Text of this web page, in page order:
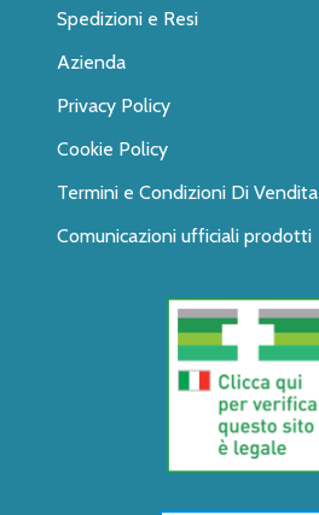
Spedizioni e Resi
Azienda
Privacy Policy
Cookie Policy
Termini e Condizioni Di Vendita
Comunicazioni ufficiali prodotti